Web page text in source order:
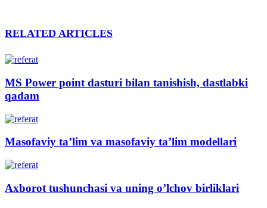
RELATED ARTICLES
MS Power point dasturi bilan tanishish, dastlabki
qadam
Masofaviy ta’lim va masofaviy ta’lim modellari
Axborot tushunchasi va uning o’lchov birliklari